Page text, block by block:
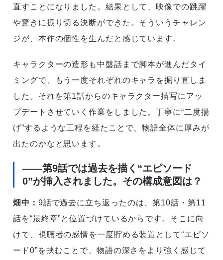
直すことになりました。結果として、映像での跳躍
や驚きに振り切る決断ができた。そういうチャレン
ジが、本作の個性を生んだと感じています。
キャラクターの造形も中盤話まで脚本が進んだタイ
ミングで、もう一度それぞれのキャラを掘り直しま
した。それを第1話からのキャラクター描写にアッ
プデートさせていく作業をしました。丁寧に“二度揚
げ”するような工程を経たことで、物語全体に厚みが
出たのかなと思います。
――第9話では過去を描く“エピソード
0”が挿入されました。その構成意図は？
畑中： 9話で過去に立ち返ったのは、第10話・第11
話を“最終章”と位置づけているからです。そこに向
けて、視聴者の感情を一度貯める装置として“エピソ
ード0”を挟むことで、物語の深さをより強く感じて